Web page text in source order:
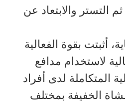
التستر والابتعاد عن
أثبتت بقوة الفعالية
لاستخدام مدافع
المتكاملة لدى أفراد
الخفيفة بمختلف